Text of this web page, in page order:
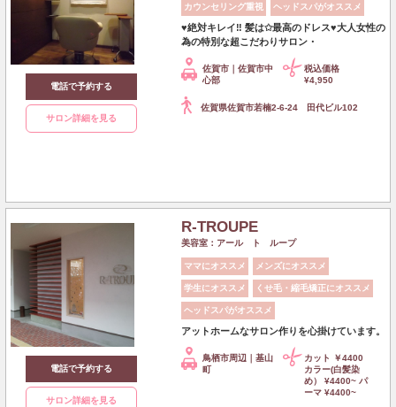
電話で予約する
サロン詳細を見る
カウンセリング重視 ヘッドスパがオススメ
♥絶対キレイ‼ 髪は✩最高のドレス♥大人女性の
為の特別な超こだわりサロン・
佐賀市｜佐賀市中
心部
税込価格
¥4,950
佐賀県佐賀市若楠2-6-24 田代ビル102
電話で予約する
サロン詳細を見る
R-TROUPE
美容室：アール ト ループ
ママにオススメ メンズにオススメ
学生にオススメ くせ毛・縮毛矯正にオススメ
ヘッドスパがオススメ
アットホームなサロン作りを心掛けています。
鳥栖市周辺｜基山
町
カット ￥4400
カラー(白髪染
め） ¥4400~ パ
ーマ ¥4400~